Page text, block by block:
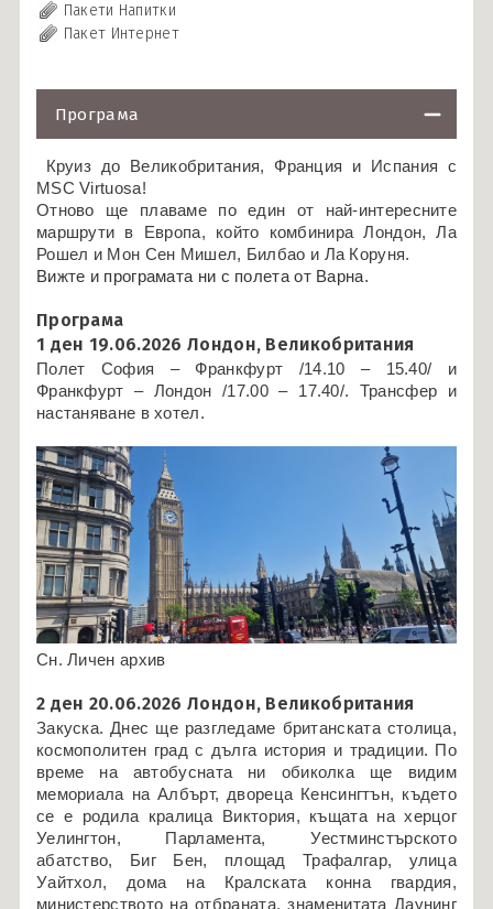
Пакети Напитки
Пакет Интернет
Програма
Круиз до Великобритания, Франция и Испания с
MSC Virtuosa!
Отново ще плаваме по един от най-интересните
маршрути в Европа, който комбинира Лондон, Ла
Рошел и Мон Сен Мишел, Билбао и Ла Коруня.
Вижте и програмата ни с полета от Варна.
Програма
1 ден 19.06.2026 Лондон, Великобритания
Полет София – Франкфурт /14.10 – 15.40/ и
Франкфурт – Лондон /17.00 – 17.40/. Трансфер и
настаняване в хотел.
Сн. Личен архив
2 ден 20.06.2026 Лондон, Великобритания
Закуска. Днес ще разгледаме британската столица,
космополитен град с дълга история и традиции. По
време на автобусната ни обиколка ще видим
мемориала на Албърт, двореца Кенсингтън, където
се е родила кралица Виктория, къщата на херцог
Уелингтон, Парламента, Уестминстърското
абатство, Биг Бен, площад Трафалгар, улица
Уайтхол, дома на Кралската конна гвардия,
министерството на отбраната, знаменитата Даунинг